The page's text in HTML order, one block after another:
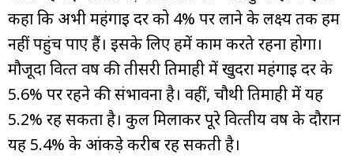
कहा क‍ि अभी महंगाई दर को 4% पर लाने के लक्ष्‍य तक हम
नहीं पहुंच पाए हैं। इसके ल‍िए हमें काम करते रहना होगा।
मौजूदा व‍ित्‍त वर्ष की तीसरी त‍िमाही में खुदरा महंगाई दर के
5.6% पर रहने की संभावना है। वहीं, चौथी त‍िमाही में यह
5.2% रह सकता है। कुल म‍िलाकर पूरे व‍ित्‍तीय वर्ष के दौरान
यह 5.4% के आंकड़े करीब रह सकती है।